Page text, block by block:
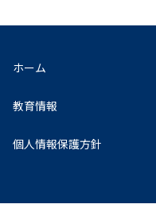
ホーム
教育情報
個人情報保護方針